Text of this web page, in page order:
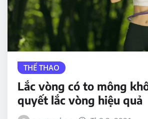
THỂ THAO
Lắc vòng có to mông
quyết lắc vòng hiệu quả